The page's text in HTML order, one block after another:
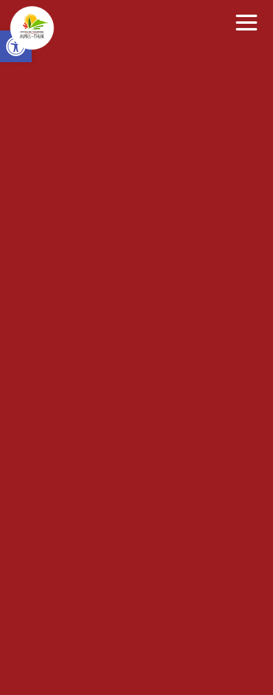
Open toolbar